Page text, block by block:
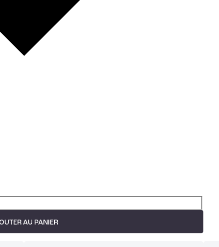
AU PANIER